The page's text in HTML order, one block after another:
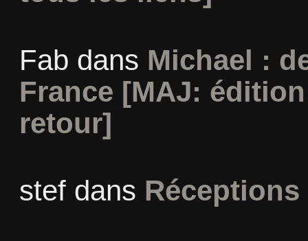
Fab dans Michael :
France [MAJ:
retour]
stefdans